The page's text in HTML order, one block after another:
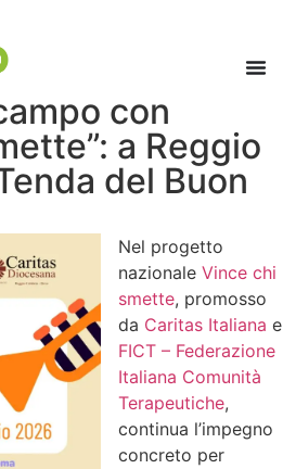
con
a Reggio
del Buon
Nel progetto
nazionale Vince chi
smette, promosso
da Caritas Italiana e
FICT – Federazione
Italiana Comunità
Terapeutiche,
continua l’impegno
concreto per